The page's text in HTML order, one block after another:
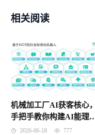
相关阅读
机械加工厂AI获客核心，
手把手教你构建AI能理
的企业知识图谱
2026-06-18 777